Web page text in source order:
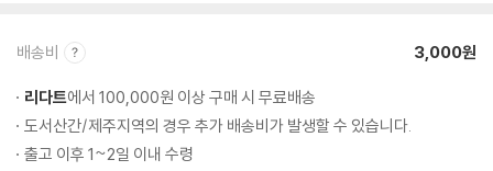
배송비 3,000원
리다트에서 100,000원 이상 구매 시 무료배송
도서산간/제주지역의 경우 추가 배송비가 발생할 수 있습니다.
출고 이후 1~2일 이내 수령